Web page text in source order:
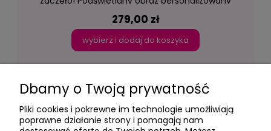
279,00 zł
wybierz i dodaj do koszyka
Dbamy o Twoją prywatność
Pliki cookies i pokrewne im technologie umożliwiają
poprawne działanie strony i pomagają nam